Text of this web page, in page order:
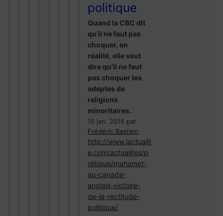
politique
Quand la CBC dit
qu’il ne faut pas
choquer, en
réalité, elle veut
dire qu’il ne faut
pas choquer les
adeptes de
religions
minoritaires.
15 jan. 2015 par
Frédéric Bastien
http://www.lactualit
e.com/actualites/p
olitique/mahomet-
au-canada-
anglais-victoire-
de-la-rectitude-
politique/